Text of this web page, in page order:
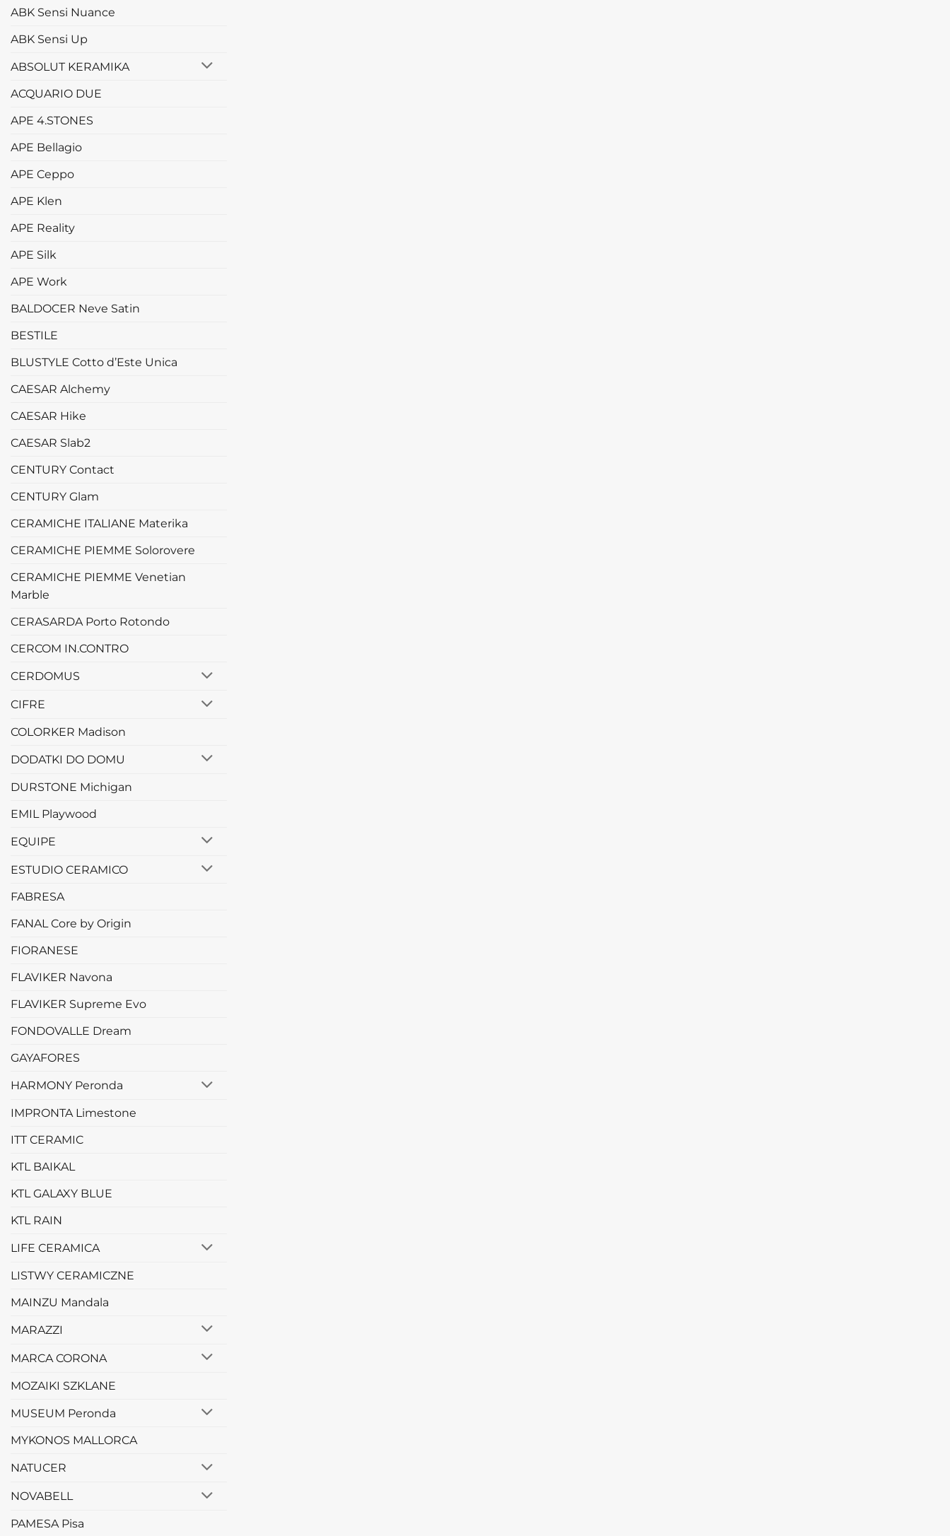
ABK Sensi Nuance
ABK Sensi Up
ABSOLUT KERAMIKA
ACQUARIO DUE
APE 4.STONES
APE Bellagio
APE Ceppo
APE Klen
APE Reality
APE Silk
APE Work
BALDOCER Neve Satin
BESTILE
BLUSTYLE Cotto d’Este Unica
CAESAR Alchemy
CAESAR Hike
CAESAR Slab2
CENTURY Contact
CENTURY Glam
CERAMICHE ITALIANE Materika
CERAMICHE PIEMME Solorovere
CERAMICHE PIEMME Venetian
Marble
CERASARDA Porto Rotondo
CERCOM IN.CONTRO
CERDOMUS
CIFRE
COLORKER Madison
DODATKI DO DOMU
DURSTONE Michigan
EMIL Playwood
EQUIPE
ESTUDIO CERAMICO
FABRESA
FANAL Core by Origin
FIORANESE
FLAVIKER Navona
FLAVIKER Supreme Evo
FONDOVALLE Dream
GAYAFORES
HARMONY Peronda
IMPRONTA Limestone
ITT CERAMIC
KTL BAIKAL
KTL GALAXY BLUE
KTL RAIN
LIFE CERAMICA
LISTWY CERAMICZNE
MAINZU Mandala
MARAZZI
MARCA CORONA
MOZAIKI SZKLANE
MUSEUM Peronda
MYKONOS MALLORCA
NATUCER
NOVABELL
PAMESA Pisa